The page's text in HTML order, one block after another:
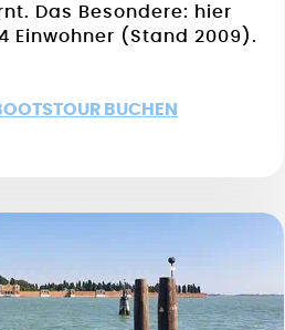
Das Besondere: hier
Einwohner (Stand 2009).
BUCHEN